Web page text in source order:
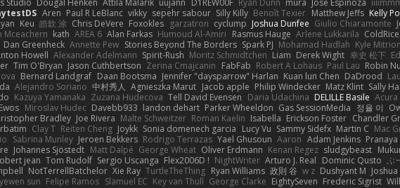
Studio Dougal Henken Attila Malarik uujann D1REW00F Ryan Dunn mura Jose Espinoza
Aren Paul R LeBlanc vikky sepehr sabour Silly Killy Benoît Texier Matthew Jeffs Kelly
Keu 皓欽 涂 Chris DeVere Foxokles garzatron cyclump Joshua Dunfee Giulio Chiaramonte
Mceachern kath AREA 6 Alan Farkas Humoud Al-Amiri Rasmus Hauge Arlene Lukkarila
Dan Greenheck Annette Pew Stories Beyond The Borders Spark PJ Mohamad Hadlah Kyle
Howell Alexander Adelmann Spirit-Rush Moritz Schmidtchen Liam Derek Wight 幸史 松下
Tim O'Bryan Jason Cuthbertson Zerina Cmajcanin FabFab Robert A Lohaus Paul Lau Robin
Bernard Landgraf Daan Bootsma Jennifer "daysparrow" Harlan Kuan lun Chen DaDrood
Alejandro Soriano 中村秀人 Agnieszka Marut Jacob apple Philip Windecker Matz Klint Sally
Kazuya Yamanaka Zuzana Hudecova Tell David Evensen Daria Udachina DELILLE Basile Acura
Ewos Miroslav Hudec Davebb933 landon dehart Parker Wheeldon Gas SessionMedia 정율 이
Bradley Joe Rivera Malte Schweitzer Roman Kaelin Isabella Erickson Foster Chandler
Clay T Reiten Cheng Joykk Sonia domenech garcia Lucy Vu Sammy Sidefx Martin C Mac
Sabrina Munley Jeroen Bekkers Rodrigo Terrazas Yael Ghusoun Aaron Adam Jenkins Pranaya
Johannes Sjöstedt Matt Dalpé George Wheat Oliver Erdmann Kenan Regez sludgybeast
jean Tom Rudolf Sergio Uscanga Flex2006D ! NightWriter Arturo J. Real Dominic Qusto ぶ
NotTerrellBatchelor Xie Ray TurtleTheThing Ryan Williams 政則 谷 w z Dushyant M
yewen sun Felipe Ramos Slamuel EC Key van Thull George Clarke EightySeven Frederic Sigrist